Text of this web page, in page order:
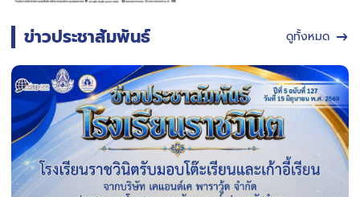
ข่าวประชาสัมพันธ์ ดูทั้งหมด